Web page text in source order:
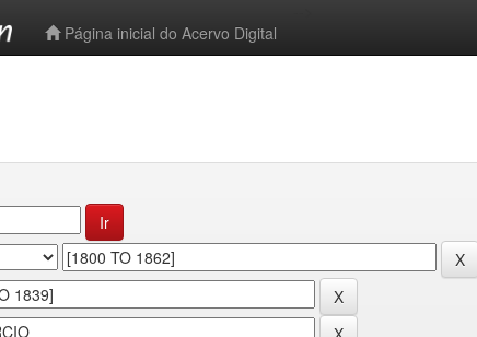
Página inicial do Acervo Digital